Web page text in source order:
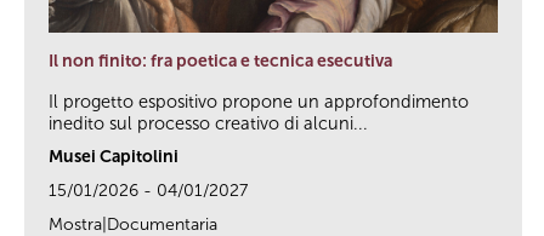
Il non finito: fra poetica e tecnica esecutiva
Il progetto espositivo propone un approfondimento
inedito sul processo creativo di alcuni...
Musei Capitolini
15/01/2026 - 04/01/2027
Mostra|Documentaria